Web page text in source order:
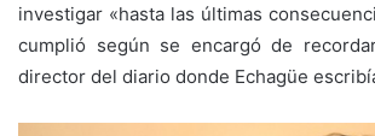
investigar «hasta las últimas
cumplió según se encargó de
director del diario donde Echagüe